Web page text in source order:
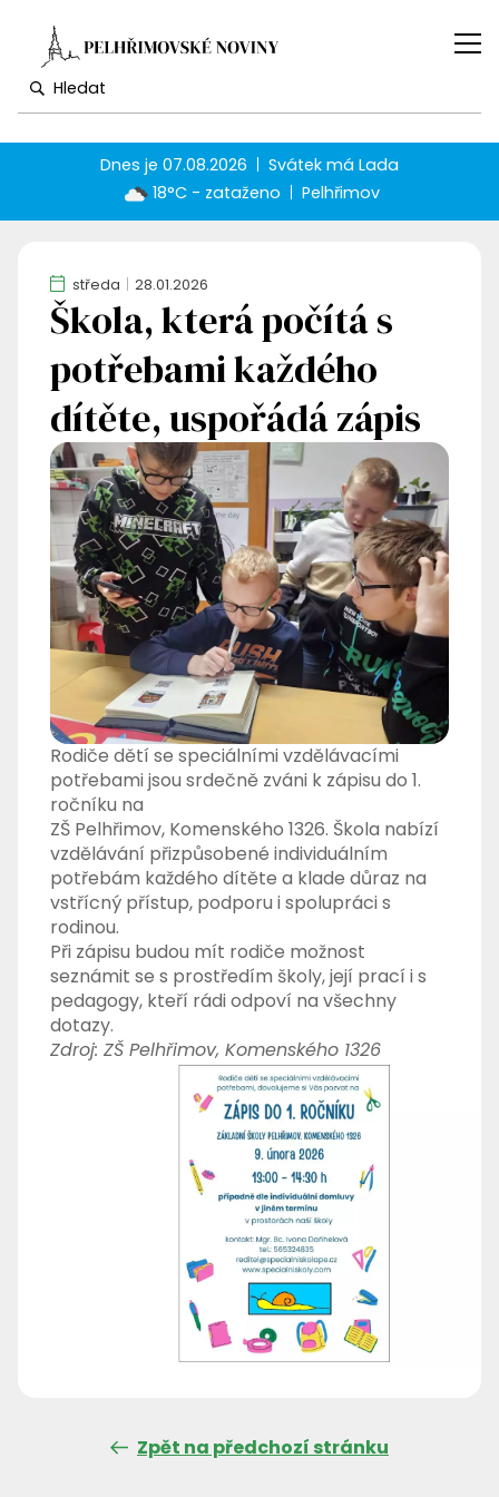
Dnes je07.08.2026 Svátek má Lada
18°C - zataženo
Pelhřimov
středa 28.01.2026
Škola, která počítá s
potřebami každého
dítěte, uspořádá zápis
Rodiče dětí se speciálními vzdělávacími
potřebami jsou srdečně zváni k zápisu do 1.
ročníku na
ZŠ Pelhřimov, Komenského 1326. Škola nabízí
vzdělávání přizpůsobené individuálním
potřebám každého dítěte a klade důraz na
vstřícný přístup, podporu i spolupráci s
rodinou.
Při zápisu budou mít rodiče možnost
seznámit se s prostředím školy, její prací i s
pedagogy, kteří rádi odpoví na všechny
dotazy.
Zdroj: ZŠ Pelhřimov, Komenského 1326
Zpět na předchozí stránku